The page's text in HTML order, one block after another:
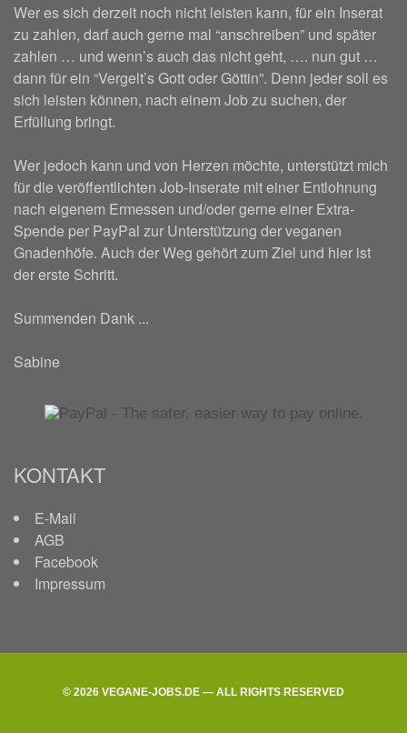
Wer es sich derzeit noch nicht leisten kann, für ein Inserat
zu zahlen, darf auch gerne mal “anschreiben” und später
zahlen … und wenn’s auch das nicht geht, …. nun gut …
dann für ein “Vergelt’s Gott oder Göttin”. Denn jeder soll es
sich leisten können, nach einem Job zu suchen, der
Erfüllung bringt.
Wer jedoch kann und von Herzen möchte, unterstützt mich
für die veröffentlichten Job-Inserate mit einer Entlohnung
nach eigenem Ermessen und/oder gerne einer Extra-
Spende per PayPal zur Unterstützung der veganen
Gnadenhöfe. Auch der Weg gehört zum Ziel und hier ist
der erste Schritt.
Summenden Dank ...
Sabine
KONTAKT
E-Mail
AGB
Facebook
Impressum
© 2026 VEGANE-JOBS.DE — ALL RIGHTS RESERVED